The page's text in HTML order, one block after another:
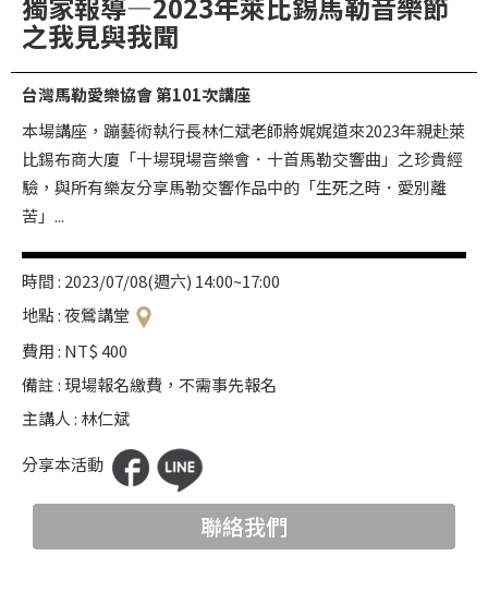
納
圖
書
館
講
師
與
藝
術
家
夜
鶯
百
夜
出
之我見與我聞
台灣馬勒愛樂協會 第101次講座
本場講座，蹦藝術執行長林仁斌老師將娓娓道來2023年親赴萊
比錫布商大廈「十場現場音樂會．十首馬勒交響曲」之珍貴經
驗，與所有樂友分享馬勒交響作品中的「生死之時．愛別離
苦」...
時間 : 2023/07/08(週六) 14:00~17:00
地點 : 夜鶯講堂
費用 : NT$ 400
備註 : 現場報名繳費，不需事先報名
主講人 : 林仁斌
分享本活動
聯絡我們